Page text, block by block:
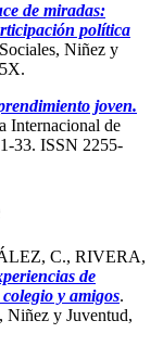
de miradas:
política
Niñez y
joven.
Internacional de
33. ISSN 2255-
C., RIVERA,
de
y amigos.
Niñez y Juventud,